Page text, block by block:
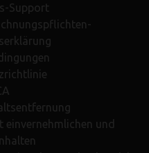
Support
einvernehmlichen und